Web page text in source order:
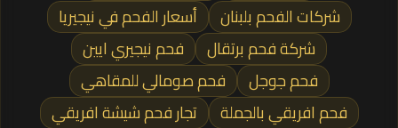
شركات الفحم بلبنان
أسعار الفحم في نيجيريا
شركة فحم برتقال
فحم نيجيري ايين
فحم جوجل
فحم صومالي للمقاهي
فحم افريقي بالجملة
تجار فحم شيشة افريقي